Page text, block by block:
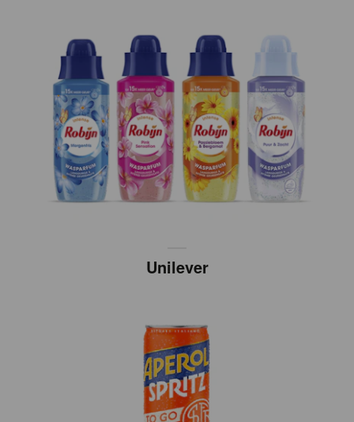
Unilever